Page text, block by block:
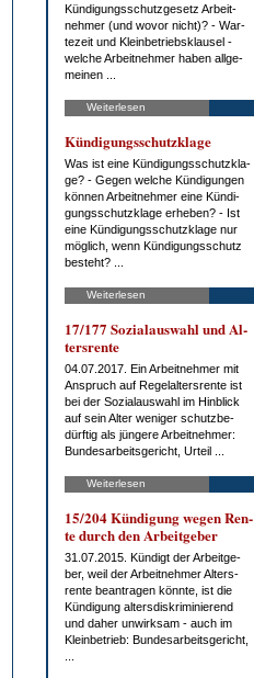
Kün­di­gungs­schutz­ge­setz Ar­beit­
neh­mer (und wo­vor nicht)? - War­
te­zeit und Klein­be­triebs­klau­sel -
wel­che Ar­beit­neh­mer ha­ben all­ge­
mei­nen ...
Weiterlesen
Kün­di­gungs­schutz­kla­ge
Was ist ei­ne Kün­di­gungs­schutz­kla­
ge? - Ge­gen wel­che Kün­di­gun­gen
kön­nen Ar­beit­neh­mer ei­ne Kün­di­
gungs­schutz­kla­ge er­he­ben? - Ist
ei­ne Kün­di­gungs­schutz­kla­ge nur
mög­lich, wenn Kün­di­gungs­schutz
be­steht? ...
Weiterlesen
17/177 So­zi­al­aus­wahl und Al­
ters­ren­te
04.07.2017. Ein Ar­beit­neh­mer mit
An­spruch auf Re­gel­al­ters­ren­te ist
bei der So­zi­al­aus­wahl im Hin­blick
auf sein Al­ter we­ni­ger schutz­be­
dürf­tig als jün­ge­re Ar­beit­neh­mer:
Bun­des­ar­beits­ge­richt, Ur­teil ...
Weiterlesen
15/204 Kün­di­gung we­gen Ren­
te durch den Ar­beit­ge­ber
31.07.2015. Kün­digt der Ar­beit­ge­
ber, weil der Ar­beit­neh­mer Al­ters­
ren­te be­an­tra­gen könn­te, ist die
Kün­di­gung al­ters­dis­kri­mi­nie­rend
und da­her un­wirk­sam - auch im
Klein­be­trieb: Bun­des­ar­beits­ge­richt,